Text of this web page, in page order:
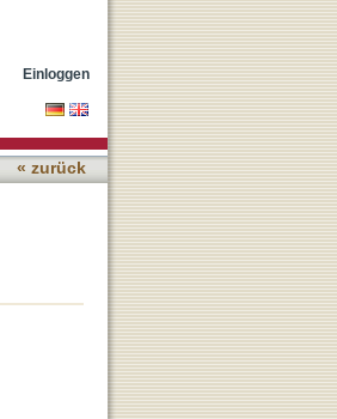
Einloggen
« zurück